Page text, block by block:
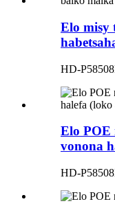
Elo misy
HD-
Elo POE
vonona
HD-